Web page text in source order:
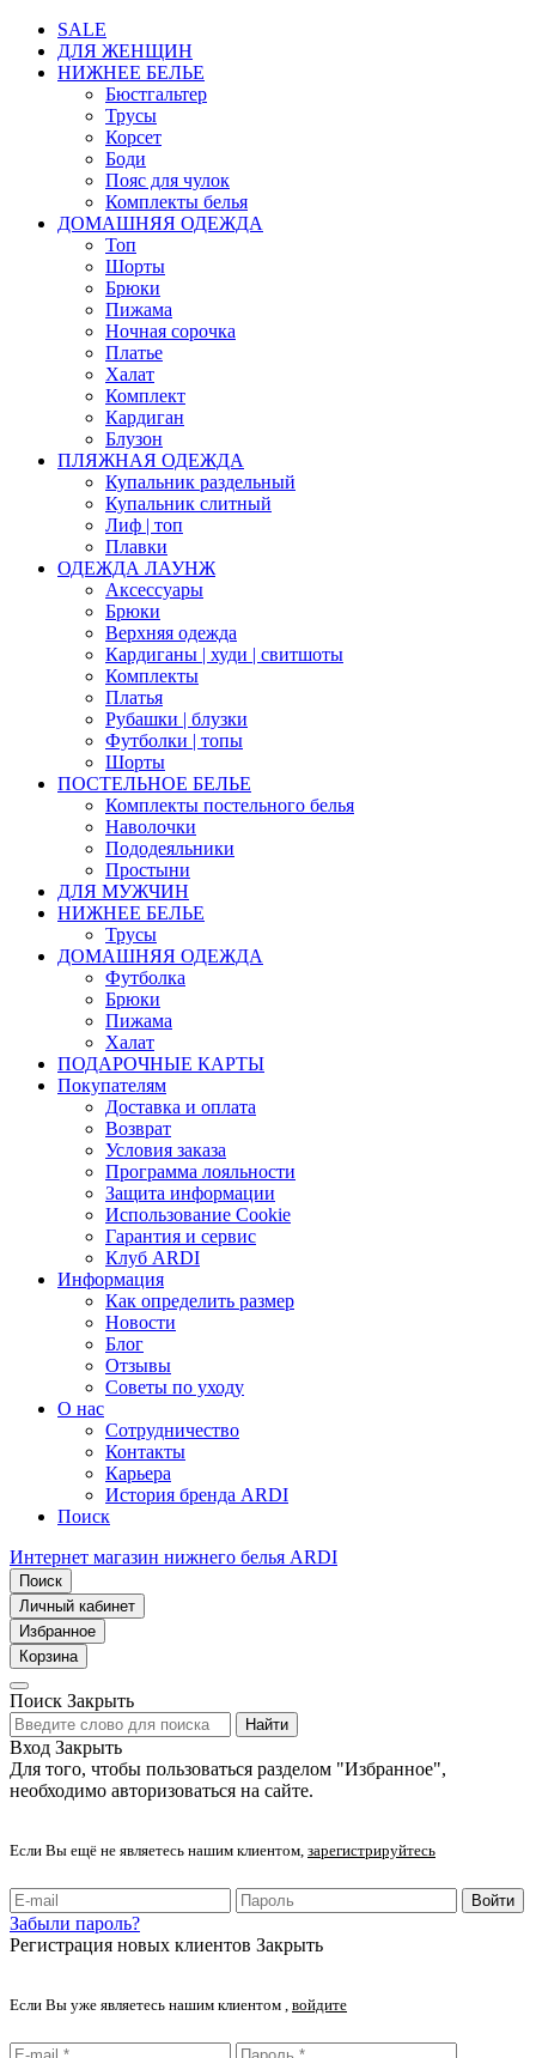
SALE
ДЛЯ ЖЕНЩИН
НИЖНЕЕ БЕЛЬЕ
Бюстгальтер
Трусы
Корсет
Боди
Пояс для чулок
Комплекты белья
ДОМАШНЯЯ ОДЕЖДА
Топ
Шорты
Брюки
Пижама
Ночная сорочка
Платье
Халат
Комплект
Кардиган
Блузон
ПЛЯЖНАЯ ОДЕЖДА
Купальник раздельный
Купальник слитный
Лиф | топ
Плавки
ОДЕЖДА ЛАУНЖ
Аксессуары
Брюки
Верхняя одежда
Кардиганы | худи | свитшоты
Комплекты
Платья
Рубашки | блузки
Футболки | топы
Шорты
ПОСТЕЛЬНОЕ БЕЛЬЕ
Комплекты постельного белья
Наволочки
Пододеяльники
Простыни
ДЛЯ МУЖЧИН
НИЖНЕЕ БЕЛЬЕ
Трусы
ДОМАШНЯЯ ОДЕЖДА
Футболка
Брюки
Пижама
Халат
ПОДАРОЧНЫЕ КАРТЫ
Покупателям
Доставка и оплата
Возврат
Условия заказа
Программа лояльности
Защита информации
Использование Cookie
Гарантия и сервис
Клуб ARDI
Информация
Как определить размер
Новости
Блог
Отзывы
Советы по уходу
О нас
Сотрудничество
Контакты
Карьера
История бренда ARDI
Поиск
Интернет магазин нижнего белья ARDI
Поиск
Личный кабинет
Избранное
Корзина
Поиск Закрыть
Найти
Вход Закрыть
Для того, чтобы пользоваться разделом "Избранное",
необходимо авторизоваться на сайте.
Если Вы ещё не являетесь нашим клиентом, зарегистрируйтесь
Войти
Забыли пароль?
Регистрация новых клиентов Закрыть
Если Вы уже являетесь нашим клиентом , войдите